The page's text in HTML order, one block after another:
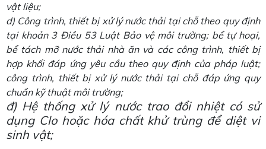
vật liệu;
d) Công trình, thiết bị xử lý nước thải tại chỗ theo quy định
tại khoản 3 Điều 53 Luật Bảo vệ môi trường; bể tự hoại,
bể tách mỡ nước thải nhà ăn và các công trình, thiết bị
hợp khối đáp ứng yêu cầu theo quy định của pháp luật;
công trình, thiết bị xử lý nước thải tại chỗ đáp ứng quy
chuẩn kỹ thuật môi trường;
đ) Hệ thống xử lý nước trao đổi nhiệt có sử
dụng Clo hoặc hóa chất khử trùng để diệt vi
sinh vật;